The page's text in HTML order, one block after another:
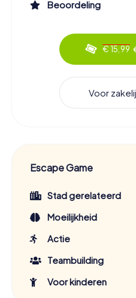
Beoordeling
€ 15,99
Voor
Escape Game
Stad gerelateerd
Moeilijkheid
Actie
Teambuilding
Voor kinderen